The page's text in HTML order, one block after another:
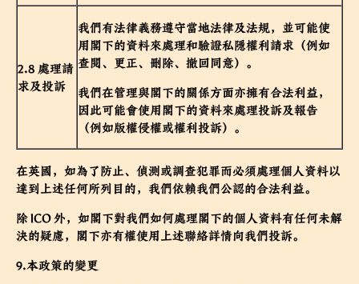
2.8 處理請
求及投訴
我們有法律義務遵守當地法律及法規，並可能使
用閣下的資料來處理和驗證私隱權利請求（例如
查閱、更正、刪除、撤回同意）。
我們在管理與閣下的關係方面亦擁有合法利益，
因此可能會使用閣下的資料來處理投訴及報告
（例如版權侵權或權利投訴）。
在英國，如為了防止、偵測或調查犯罪而必須處理個人資料以
達到上述任何所列目的，我們依賴我們公認的合法利益。
除 ICO 外，如閣下對我們如何處理閣下的個人資料有任何未解
決的疑慮，閣下亦有權使用上述聯絡詳情向我們投訴。
9.本政策的變更